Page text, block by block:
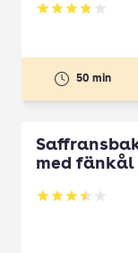
Betyg: 3.83 av 5
50 min
med fänkål
Betyg: 3.51 av 5